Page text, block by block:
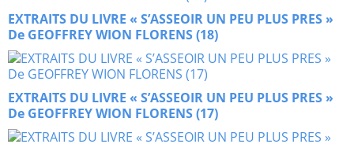
EXTRAITS DU LIVRE « S’ASSEOIR UN PEU PLUS PRES »
De GEOFFREY WION FLORENS (18)
EXTRAITS DU LIVRE « S’ASSEOIR UN PEU PLUS PRES »
De GEOFFREY WION FLORENS (17)